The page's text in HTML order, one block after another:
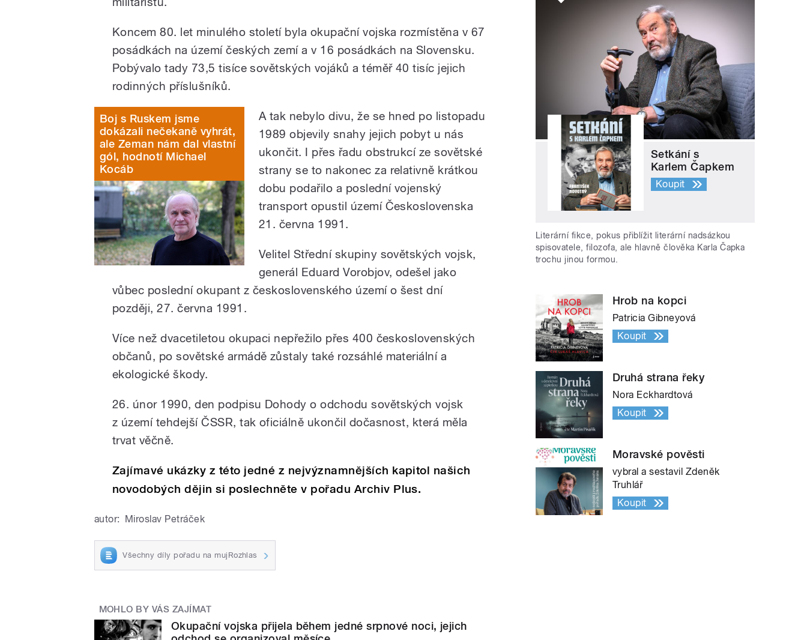
Koncem 80. let minulého století byla okupační vojska rozmístěna v 67
posádkách na území českých zemí a v 16 posádkách na Slovensku.
Pobývalo tady 73,5 tisíce sovětských vojáků a téměř 40 tisíc jejich
rodinných příslušníků.
Boj s Ruskem jsme
dokázali nečekaně vyhrát,
ale Zeman nám dal vlastní
gól, hodnotí Michael
Kocáb
A tak nebylo divu, že se hned po listopadu
1989 objevily snahy jejich pobyt u nás
ukončit. I přes řadu obstrukcí ze sovětské
strany se to nakonec za relativně krátkou
dobu podařilo a poslední vojenský
transport opustil území Československa
21. června 1991.
Velitel Střední skupiny sovětských vojsk,
generál Eduard Vorobjov, odešel jako
vůbec poslední okupant z československého území o šest dní
později, 27. června 1991.
Více než dvacetiletou okupaci nepřežilo přes 400 československých
občanů, po sovětské armádě zůstaly také rozsáhlé materiální a
ekologické škody.
26. únor 1990, den podpisu Dohody o odchodu sovětských vojsk
z území tehdejší ČSSR, tak oficiálně ukončil dočasnost, která měla
trvat věčně.
Zajímavé ukázky z této jedné z nejvýznamnějších kapitol našich
novodobých dějin si poslechněte v pořadu Archiv Plus.
autor: Miroslav Petráček
Všechny díly pořadu na mujRozhlas
MOHLO BY VÁS ZAJÍMAT
Okupační vojska přijela během jedné srpnové noci, jejich
Setkání s
Karlem Čapkem
Koupit
Literární fikce, pokus přiblížit literární nadsázkou
spisovatele, filozofa, ale hlavně člověka Karla Čapka
trochu jinou formou.
Hrob na kopci
Patricia Gibneyová
Koupit
Druhá strana řeky
Nora Eckhardtová
Koupit
Moravské pověsti
vybral a sestavil Zdeněk
Truhlář
Koupit